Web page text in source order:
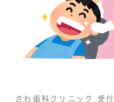
さわ歯科クリニック 受付